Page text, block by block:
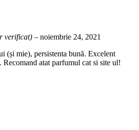
verificat) – noiembrie 24, 2021
(și mie), persistenta bună. Excelent
Recomand atat parfumul cat si site ul!